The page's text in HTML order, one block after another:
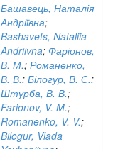
Башавець, Наталія
Андріївна;
Bashavets, Nataliia
Andriivna; Фаріонов,
В. М.; Романенко,
В. В.; Білогур, В. Є.;
Штурба, В. В.;
Farionov, V. M.;
Romanenko, V. V.;
Bilogur, Vlada